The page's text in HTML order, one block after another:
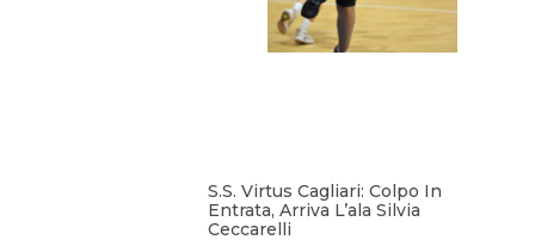
S.S. Virtus Cagliari: Colpo In
Entrata, Arriva L’ala Silvia
Ceccarelli